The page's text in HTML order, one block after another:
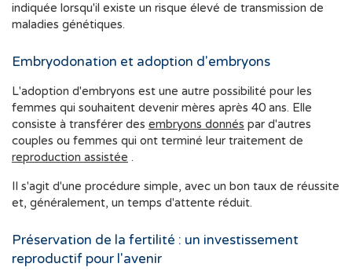
indiquée lorsqu'il existe un risque élevé de transmission de
maladies génétiques.
Embryodonation et adoption d'embryons
L'adoption d'embryons est une autre possibilité pour les
femmes qui souhaitent devenir mères après 40 ans. Elle
consiste à transférer des embryons donnés
couples ou femmes qui ont terminé leur traitement de
reproduction assistée .
Il s'agit d'une procédure simple, avec un bon taux de réussite
et, généralement, un temps d'attente réduit.
Préservation de la fertilité : un investissement
reproductif pour l'avenir